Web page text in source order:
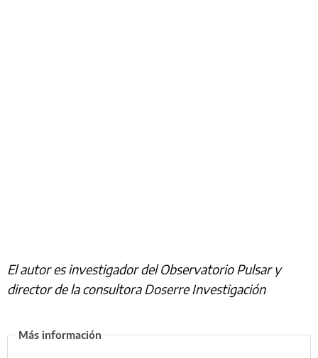
El autor es investigador del Observatorio Pulsar y
director de la consultora Doserre Investigación